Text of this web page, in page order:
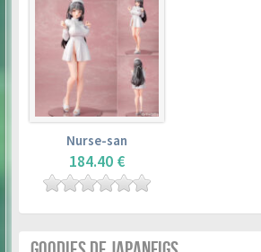
Nurse-san
184.40 €